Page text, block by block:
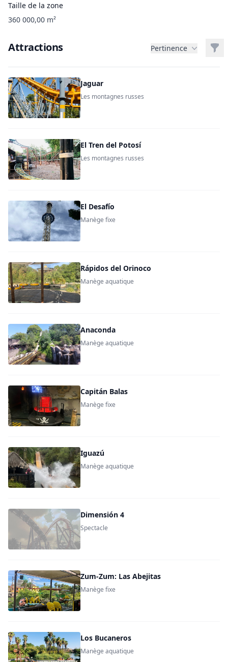
Taille de la zone
360 000,00 m²
Attractions Pertinence
Jaguar
Les montagnes russes
El Tren del Potosí
Les montagnes russes
El Desafío
Manège fixe
Rápidos del Orinoco
Manège aquatique
Anaconda
Manège aquatique
Capitán Balas
Manège fixe
Iguazú
Manège aquatique
Dimensión 4
Spectacle
Zum-Zum: Las Abejitas
Manège fixe
Los Bucaneros
Manège aquatique